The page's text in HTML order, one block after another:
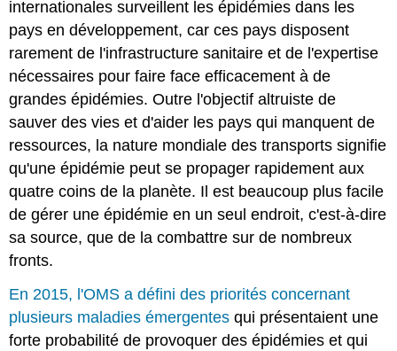
internationales surveillent les épidémies dans les
pays en développement, car ces pays disposent
rarement de l'infrastructure sanitaire et de l'expertise
nécessaires pour faire face efficacement à de
grandes épidémies. Outre l'objectif altruiste de
sauver des vies et d'aider les pays qui manquent de
ressources, la nature mondiale des transports signifie
qu'une épidémie peut se propager rapidement aux
quatre coins de la planète. Il est beaucoup plus facile
de gérer une épidémie en un seul endroit, c'est-à-dire
sa source, que de la combattre sur de nombreux
fronts.
En 2015, l'OMS a défini des priorités concernant
plusieurs maladies émergentes qui présentaient une
forte probabilité de provoquer des épidémies et qui